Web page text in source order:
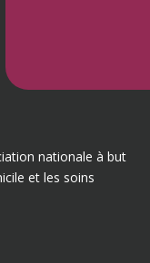
nationale à but
et les soins